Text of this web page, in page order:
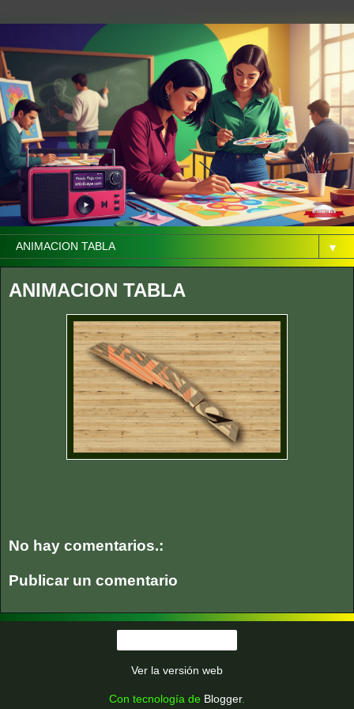
▼
ANIMACION TABLA
No hay comentarios.:
Publicar un comentario
Ver la versión web
Con tecnología de Blogger.